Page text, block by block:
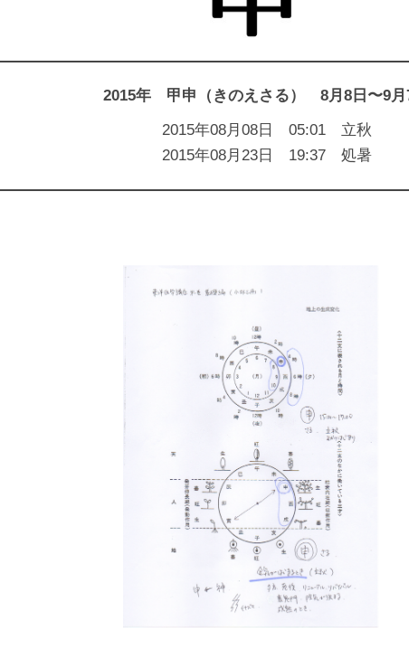
2015年 甲申（きのえさる） 8月8日〜9月
2015年08月08日 05:01 立秋
2015年08月23日 19:37 処暑